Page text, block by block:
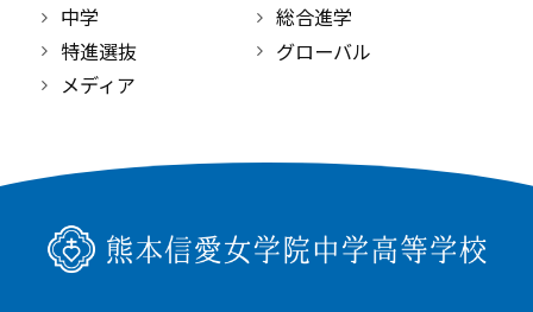
中学
総合進学
特進選抜
グローバル
メディア